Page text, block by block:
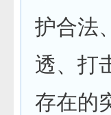
护合法
透、打
存在的